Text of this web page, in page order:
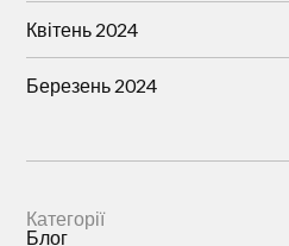
Квітень 2024
Березень 2024
Категорії
Блог